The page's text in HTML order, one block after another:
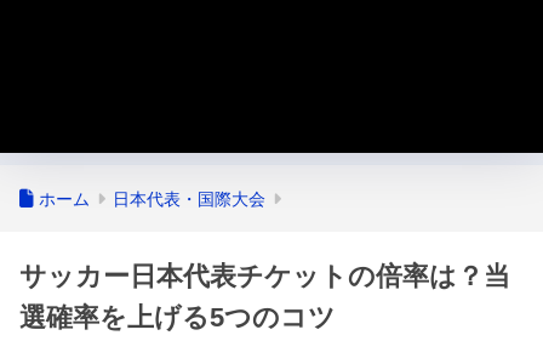
ホーム 日本代表・国際大会
サッカー日本代表チケットの倍率は？当
選確率を上げる5つのコツ